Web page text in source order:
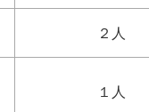
２人
１人